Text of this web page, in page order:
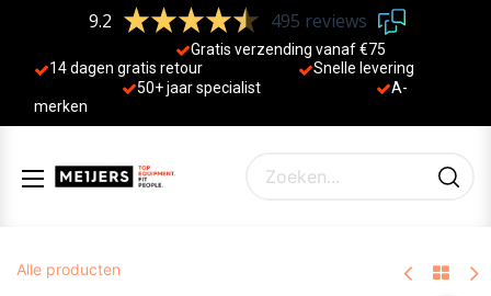
9.2 495 reviews
Gratis verzending vanaf €75
14 dagen gratis retour
Sne lle levering
50+ jaar specialist
A-
merken
Alle producten